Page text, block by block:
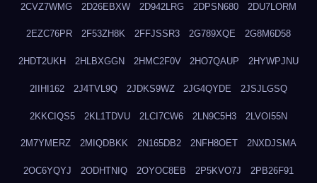
2CVZ7WMG 2D26EBXW 2D942LRG 2DPSN680 2DU7LORM
2EZC76PR 2F53ZH8K 2FFJSSR3 2G789XQE 2G8M6D58
2HDT2UKH 2HLBXGGN 2HMC2F0V 2HO7QAUP 2HYWPJNU
2IIHI162 2J4TVL9Q 2JDKS9WZ 2JG4QYDE 2JSJLGSQ
2KKCIQS5 2KL1TDVU 2LCI7CW6 2LN9C5H3 2LVOI55N
2M7YMERZ 2MIQDBKK 2N165DB2 2NFH8OET 2NXDJSMA
2OC6YQYJ 2ODHTNIQ 2OYOC8EB 2P5KVO7J 2PB26F91